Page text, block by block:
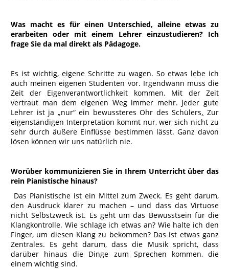
Was macht es für einen Unterschied, alleine etwas zu
erarbeiten oder mit einem Lehrer einzustudieren? Ich
frage Sie da mal direkt als Pädagoge.
Es ist wichtig, eigene Schritte zu wagen. So etwas lebe ich
auch meinen eigenen Studenten vor. Irgendwann muss die
Zeit der Eigenverantwortlichkeit kommen. Mit der Zeit
vertraut man dem eigenen Weg immer mehr. Jeder gute
Lehrer ist ja „nur“ ein bewussteres Ohr des Schülers. Zur
eigenständigen Interpretation kommt nur, wer sich nicht zu
sehr durch äußere Einflüsse bestimmen lässt. Ganz davon
lösen können wir uns natürlich nie.
Worüber kommunizieren Sie in Ihrem Unterricht über das
rein Pianistische hinaus?
Das Pianistische ist ein Mittel zum Zweck. Es geht darum,
den Ausdruck klarer zu machen – und dass das Virtuose
nicht Selbstzweck ist. Es geht um das Bewusstsein für die
Klangkontrolle. Wie schlage ich etwas an? Wie halte ich den
Finger, um diesen Klang zu bekommen? Das ist etwas ganz
Zentrales. Es geht darum, dass die Musik spricht, dass
darüber hinaus die Dinge zum Sprechen kommen, die
einem wichtig sind.